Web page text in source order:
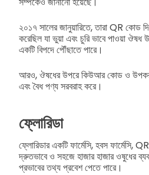
২০১৭ সালের জানুয়ারিতে, তারা QR কোড
করেছিল যা ভুয়া এবং চুরি ভাবে পাওয়া ঔষধ
একটি বিপদে পৌঁছাতে পারে।
আরও, ঔষধের উপরে কিউআর কোড ও উপকরণ
এবং বৈধ পণ্য সরবরাহ করে।
ফ্লোরিডা
ফ্লোরিডার একটি ফার্মেসি, হবস ফার্মেসি,
দ্রুতভাবে ও সহজে হাজার হাজার ওষুধের
প্রভাবের তথ্য প্রবেশ পেতে পারে।